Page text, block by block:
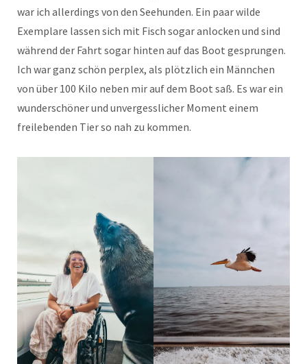
war ich allerdings von den Seehunden. Ein paar wilde
Exemplare lassen sich mit Fisch sogar anlocken und sind
während der Fahrt sogar hinten auf das Boot gesprungen.
Ich war ganz schön perplex, als plötzlich ein Männchen
von über 100 Kilo neben mir auf dem Boot saß. Es war ein
wunderschöner und unvergesslicher Moment einem
freilebenden Tier so nah zu kommen.